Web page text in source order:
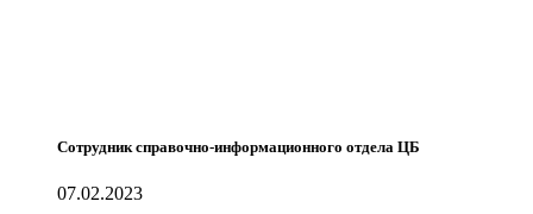
Сотрудник справочно-информационного отдела ЦБ
07.02.2023